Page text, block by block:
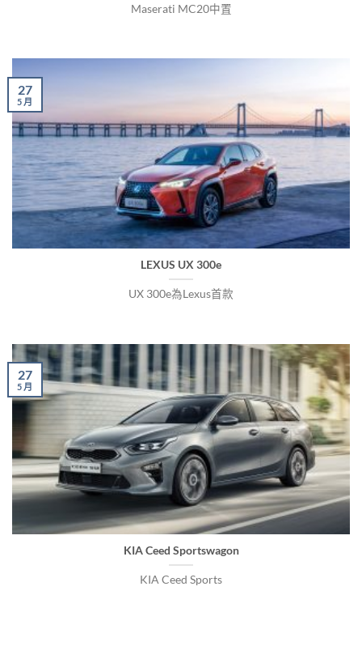
Maserati MC20中置
LEXUS UX 300e
UX 300e為Lexus首款
27
5 月
KIA Ceed Sportswagon
KIA Ceed Sports
27
5 月